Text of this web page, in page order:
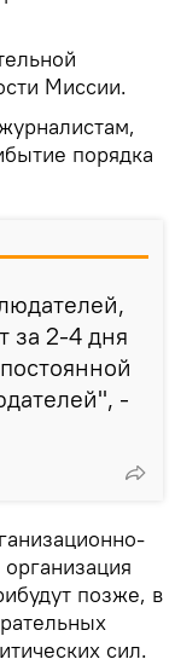
Миссии.
порядка
за 2-4 дня
-
позже, в
сил.